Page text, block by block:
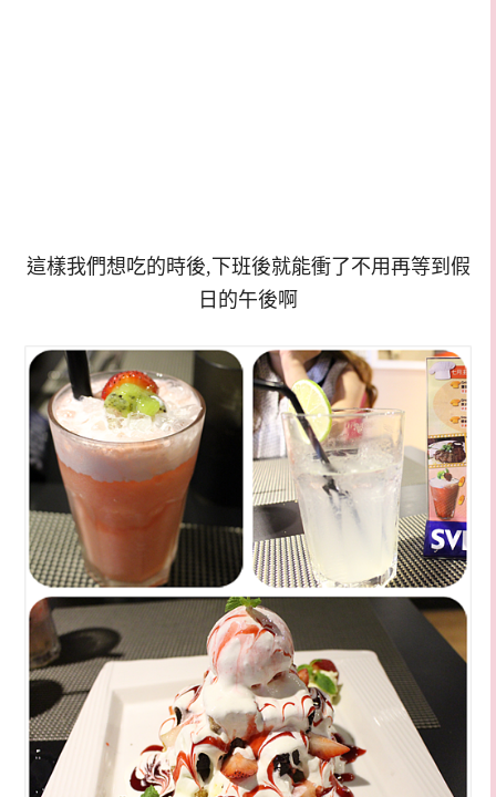
這樣我們想吃的時後,下班後就能衝了不用再等到假
日的午後啊